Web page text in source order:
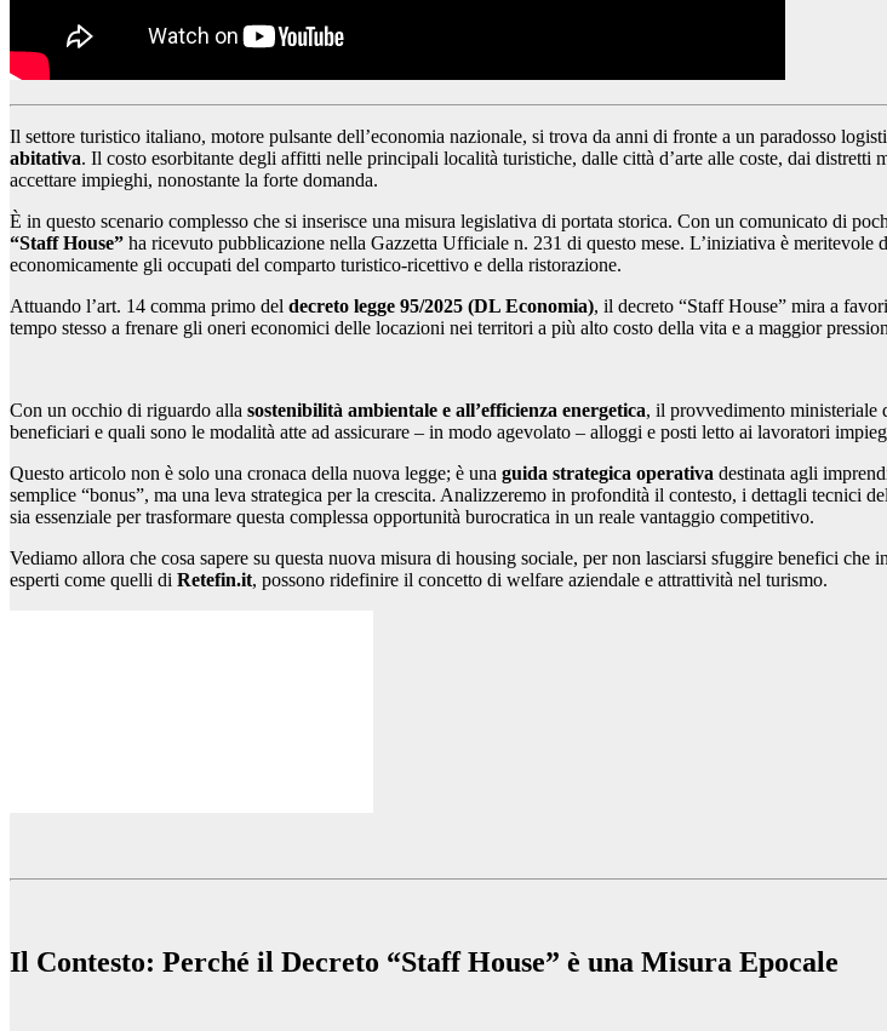
Il settore turistico italiano, motore pulsante dell’economia nazionale, si trova da anni di fronte a un paradosso
abitativa. Il costo esorbitante degli affitti nelle principali località turistiche, dalle città d’arte alle coste, dai
accettare impieghi, nonostante la forte domanda.
È in questo scenario complesso che si inserisce una misura legislativa di portata storica. Con un comunicato di
“Staff House” ha ricevuto pubblicazione nella Gazzetta Ufficiale n. 231 di questo mese. L’iniziativa è
economicamente gli occupati del comparto turistico-ricettivo e della ristorazione.
Attuando l’art. 14 comma primo del decreto legge 95/2025 (DL Economia), il decreto “Staff House” mira a
tempo stesso a frenare gli oneri economici delle locazioni nei territori a più alto costo della vita e a maggior
Con un occhio di riguardo alla sostenibilità ambientale e all’efficienza energetica, il provvedimento ministeriale
beneficiari e quali sono le modalità atte ad assicurare – in modo agevolato – alloggi e posti letto ai lavoratori
Questo articolo non è solo una cronaca della nuova legge; è una guida strategica operativa destinata agli
semplice “bonus”, ma una leva strategica per la crescita. Analizzeremo in profondità il contesto, i dettagli tecnici
sia essenziale per trasformare questa complessa opportunità burocratica in un reale vantaggio competitivo.
Vediamo allora che cosa sapere su questa nuova misura di housing sociale, per non lasciarsi sfuggire benefici
esperti come quelli di Retefin.it, possono ridefinire il concetto di welfare aziendale e attrattività nel turismo.
Il Contesto: Perché il Decreto “Staff House” è una Misura Epocale